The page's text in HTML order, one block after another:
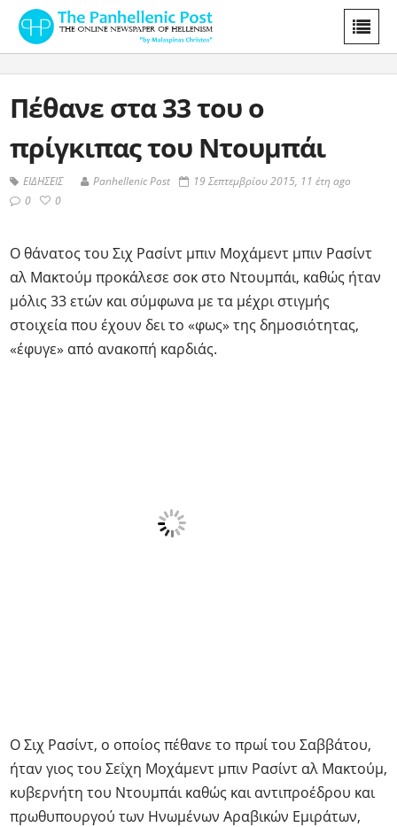
Πέθανε στα 33 του ο
πρίγκιπας του Ντουμπάι
ΕΙΔΗΣΕΙΣ Panhellenic Post
19 Σεπτεμβρίου 2015, 11 έτη ago
0
0
Ο θάνατος του Σιχ Ρασίντ μπιν Μοχάμεντ μπιν Ρασίντ
αλ Μακτούμ προκάλεσε σοκ στο Ντουμπάι, καθώς ήταν
μόλις 33 ετών και σύμφωνα με τα μέχρι στιγμής
στοιχεία που έχουν δει το «φως» της δημοσιότητας,
«έφυγε» από ανακοπή καρδιάς.
Ο Σιχ Ρασίντ, ο οποίος πέθανε το πρωί του Σαββάτου,
ήταν γιος του Σεΐχη Μοχάμεντ μπιν Ρασίντ αλ Μακτούμ,
κυβερνήτη του Ντουμπάι καθώς και αντιπροέδρου και
πρωθυπουργού των Ηνωμένων Αραβικών Εμιράτων,